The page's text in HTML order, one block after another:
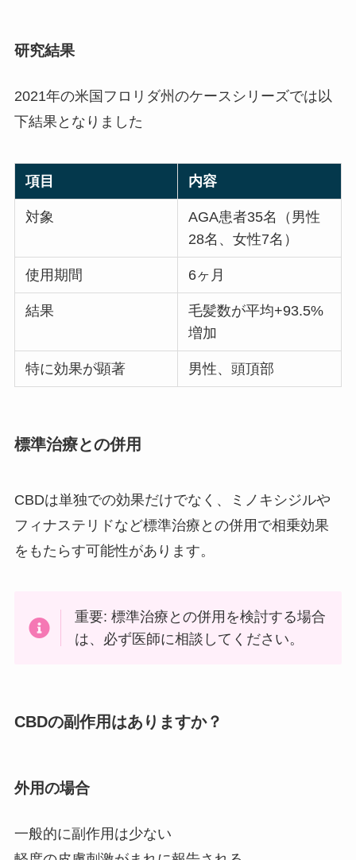
研究結果
2021年の米国フロリダ州のケースシリーズでは以
下結果となりました
項目 内容
対象
AGA患者35名（男性
28名、女性7名）
使用期間 6ヶ月
結果
毛髪数が平均+93.5%
増加
特に効果が顕著 男性、頭頂部
標準治療との併用
CBDは単独での効果だけでなく、ミノキシジルや
フィナステリドなど標準治療との併用で相乗効果
をもたらす可能性があります。
重要: 標準治療との併用を検討する場合
は、必ず医師に相談してください。
CBDの副作用はありますか？
外用の場合
一般的に副作用は少ない